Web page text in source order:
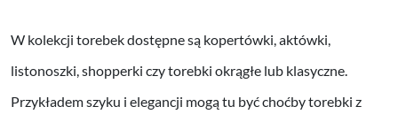
W kolekcji torebek dostępne są kopertówki, aktówki,
listonoszki, shopperki czy torebki okrągłe lub klasyczne.
Przykładem szyku i elegancji mogą tu być choćby torebki z